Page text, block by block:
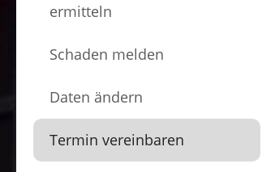
ermitteln
Schaden melden
Daten ändern
Termin vereinbaren